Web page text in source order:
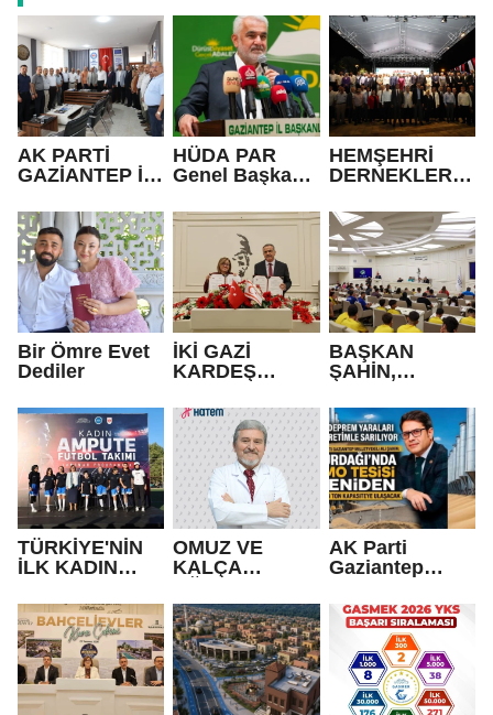
AK PARTİ
GAZİANTEP İL
FEDAİOĞLU’N
DAN SİVİL
TOPLUM
KURULUŞLARI
NA ZİYARET
HÜDA PAR
Genel Başkanı
Terör ülkenin
gündeminden
bütünüyle
çıkmalı
HEMŞEHRİ
DERNEKLERİ
RENKLİ
GÖRÜNTÜLER
LE AÇILDI
Bir Ömre Evet
Dediler
İKİ GAZİ
KARDEŞ
BAŞKAN
ŞAHİN,
BELEDİYE
SPOR
KULÜBÜ’NÜN
BAŞARILI
SPORCULARIY
LA BİR ARAYA
GELDİ
TÜRKİYE'NİN
İLK KADIN
TAKIMI GAZİ
ŞEHİR'DE!
OMUZ VE
KALÇA
NEDENİ
POLİMİYALJİ
ROMATİKA
OLABİLİR
AK Parti
Gaziantep
Şahin’den
Nurdağı
müjdesi